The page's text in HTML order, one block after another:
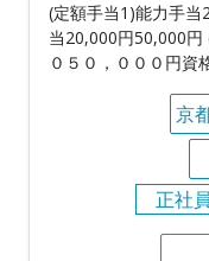
(定額手当1)能力手
当20,000円50,000円
０５０，０００円資
京
正社員